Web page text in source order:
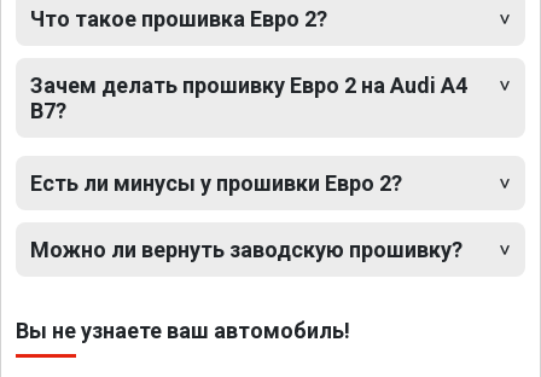
Что такое прошивка Евро 2?
Зачем делать прошивку Евро 2 на Audi A4
B7?
Есть ли минусы у прошивки Евро 2?
Можно ли вернуть заводскую прошивку?
Вы не узнаете ваш автомобиль!